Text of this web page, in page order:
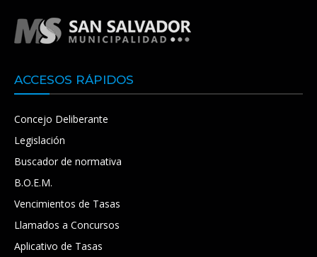
ACCESOS RÁPIDOS
Concejo Deliberante
Legislación
Buscador de normativa
B.O.E.M.
Vencimientos de Tasas
Llamados a Concursos
Aplicativo de Tasas